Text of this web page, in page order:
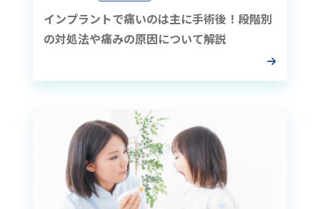
インプラントで痛いのは主に手術後！段階別
の対処法や痛みの原因について解説